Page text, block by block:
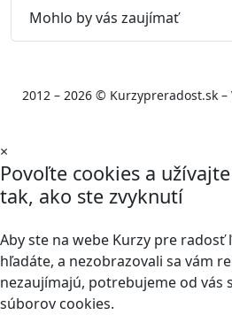
Mohlo by vás zaujímať
2012 – 2026 © Kurzypreradost.sk
×
Povoľte cookies a
tak, ako ste zvyknutí
Aby ste na webe Kurzy pre radosť
hľadáte, a nezobrazovali sa vám
nezaujímajú, potrebujeme od vás
súborov cookies.